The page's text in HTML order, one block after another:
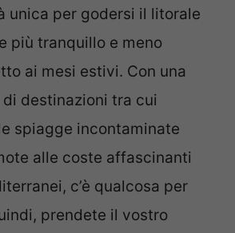
unica per godersi il litorale
più tranquillo e meno
ai mesi estivi. Con una
destinazioni tra cui
spiagge incontaminate
alle coste affascinanti
c’è qualcosa per
prendete il vostro